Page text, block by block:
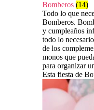
Bomberos (14)
Todo lo que
Bomberos.
y cumpleaños
todo lo
de los
monos que
para organizar
Esta fiesta de